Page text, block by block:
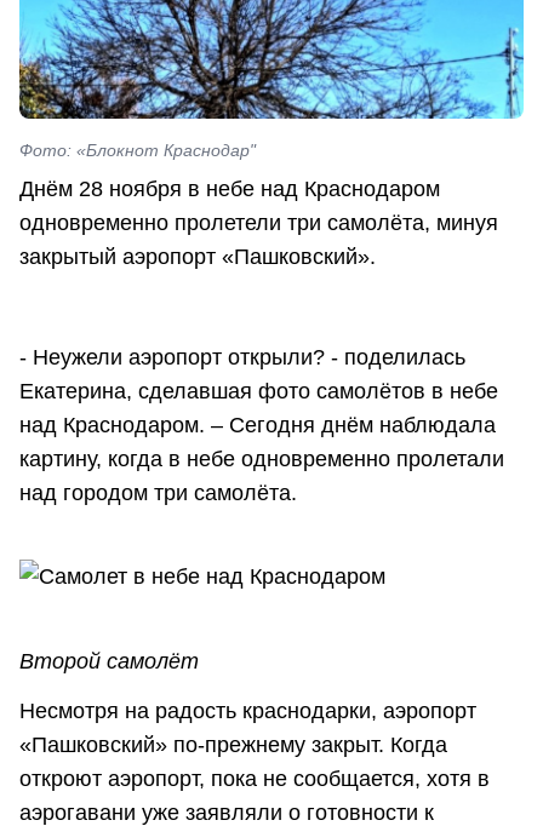
Фото: «Блокнот Краснодар"
Днём 28 ноября в небе над Краснодаром
одновременно пролетели три самолёта, минуя
закрытый аэропорт «Пашковский».
- Неужели аэропорт открыли? - поделилась
Екатерина, сделавшая фото самолётов в небе
над Краснодаром. – Сегодня днём наблюдала
картину, когда в небе одновременно пролетали
над городом три самолёта.
Второй самолёт
Несмотря на радость краснодарки, аэропорт
«Пашковский» по-прежнему закрыт. Когда
откроют аэропорт, пока не сообщается, хотя в
аэрогавани уже заявляли о готовности к